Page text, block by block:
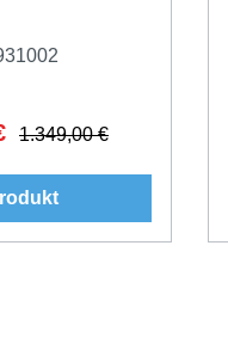
Regulärer Preis:
1.349,00 €